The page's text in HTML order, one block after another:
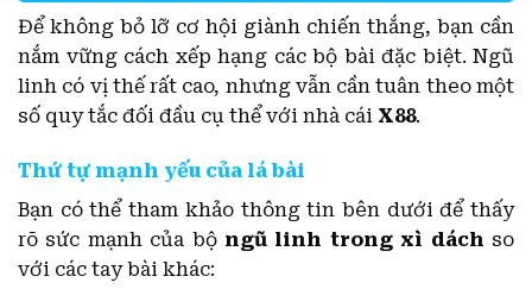
Để không bỏ lỡ cơ hội giành chiến thắng, bạn cần
nắm vững cách xếp hạng các bộ bài đặc biệt. Ngũ
linh có vị thế rất cao, nhưng vẫn cần tuân theo một
số quy tắc đối đầu cụ thể với nhà cái X88.
Thứ tự mạnh yếu của lá bài
Bạn có thể tham khảo thông tin bên dưới để thấy
rõ sức mạnh của bộ ngũ linh trong xì dách so
với các tay bài khác: